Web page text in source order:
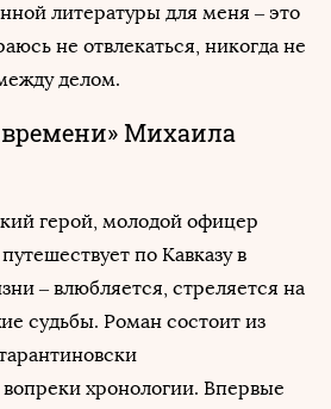
литературы для меня – это
не отвлекаться, никогда не
делом.
времени» Михаила
герой, молодой офицер
по Кавказу в
– влюбляется, стреляется на
судьбы. Роман состоит из
хронологии. Впервые